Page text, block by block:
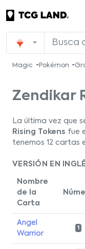
Magic Pokémon
Zendikar
La última vez que
Rising Tokens fue
tenemos 12 cartas
VERSIÓN EN
Nombre
de la
Carta
Angel
Warrior
1